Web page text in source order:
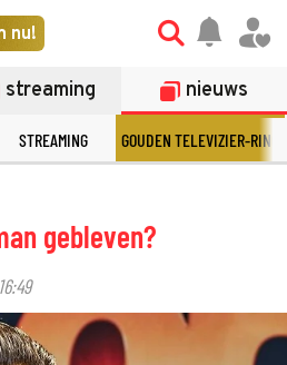
nu!
streaming nieuws
STREAMING GOUDEN TELEVIZIER-RING
gebleven?